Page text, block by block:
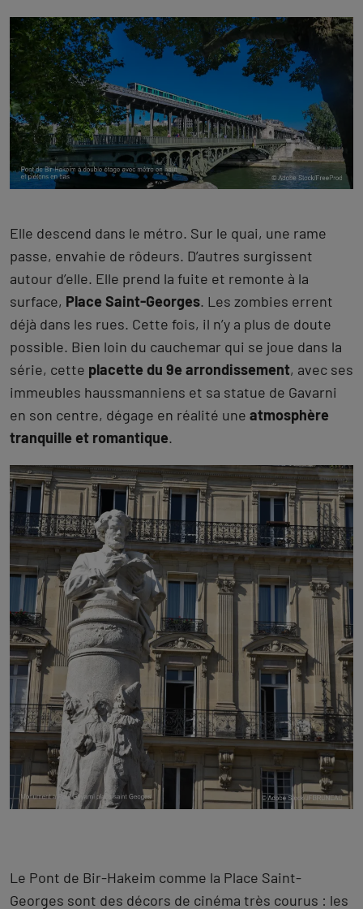
Elle descend dans le métro. Sur le quai, une rame
passe, envahie de rôdeurs. D’autres surgissent
autour d’elle. Elle prend la fuite et remonte à la
surface, Place Saint-Georges. Les zombies errent
déjà dans les rues. Cette fois, il n’y a plus de doute
possible. Bien loin du cauchemar qui se joue dans la
série, cette placette du 9e arrondissement, avec ses
immeubles haussmanniens et sa statue de Gavarni
en son centre, dégage en réalité une atmosphère
tranquille et romantique.
Le Pont de Bir-Hakeim comme la Place Saint-
Georges sont des décors de cinéma très courus : les